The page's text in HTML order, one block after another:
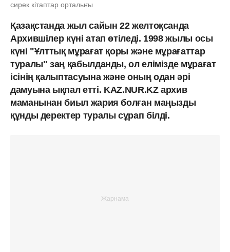
сирек кітаптар орталығы
Қазақстанда жыл сайын 22 желтоқсанда
Архившілер күні атап өтіледі. 1998 жылы осы
күні "Ұлттық мұрағат қоры және мұрағаттар
туралы" заң қабылданды, ол елімізде мұрағат
ісінің қалыптасуына және оның одан әрі
дамуына ықпал етті. KAZ.NUR.KZ архив
маманынан биыл жария болған маңызды
құнды деректер туралы сұрап білді.